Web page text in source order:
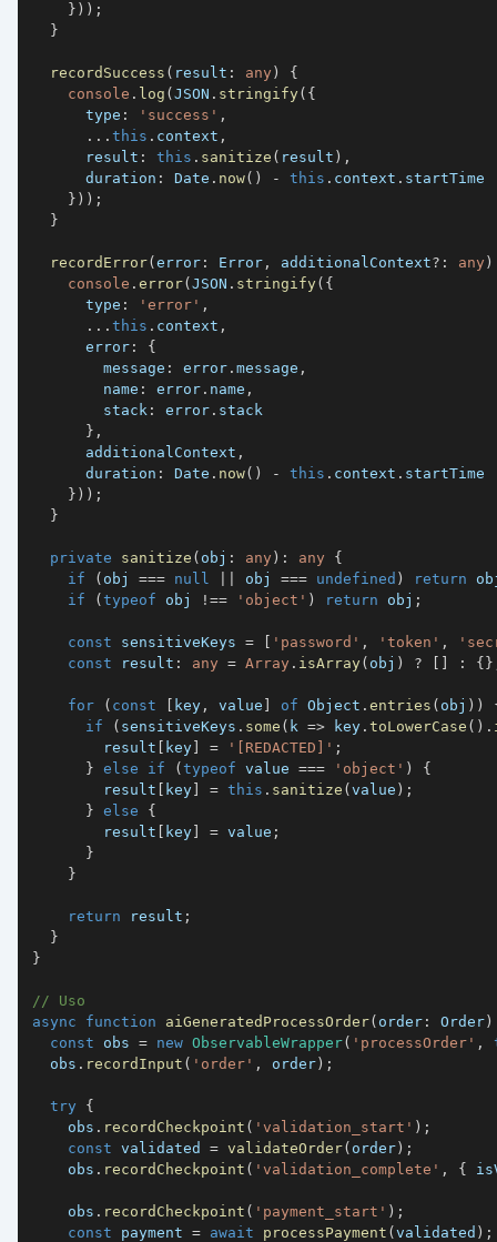
} ) ) ;
}
recordSuccess ( result : any )
{
console . log (JSON . stringify( {
      type
: 'success' ,
... this . context ,
      result
: this . sanitize ( result ) ,
      duration
: Date . now( ) - this . context .
} ) ) ;
}
recordError(error : Error , additionalContext? : any )
console . error(JSON . stringify( {
      type
: 'error' ,
... this . context ,
      error
:
{
        message
: error . message ,
        name
: error . name ,
        stack
: error .
} ,
      additionalContext
,
      duration
: Date . now( ) - this . context .
} ) ) ;
}
private sanitize ( obj : any ) : any
{
if
( obj === null obj === undefined ) return
if
(typeof obj !== 'object' ) return obj ;
const sensitiveKeys = [ 'password' , 'token' ,
const result : any = Array . isArray( obj ) ? [ ] : {}
for ( const [ key , value ] of Object . entries ( obj ) )
if
( sensitiveKeys . some ( k => key . toLowerCase ( ) .
        result
[ key] = '[REDACTED]' ;
} else if (typeof value === 'object' )
{
        result
[ key] = this . sanitize (value ) ;
} else
{
        result
[ key] = value ;
}
}
return result ;
}
}
// Uso
async
function aiGeneratedProcessOrder( order : Order)
const obs = new ObservableWrapper( 'processOrder' ,
  obs
. recordInput ( 'order' , order) ;
try
{
    obs
. recordCheckpoint ( 'validation_start' ) ;
const validated = validateOrder( order) ;
    obs
. recordCheckpoint ( 'validation_complete' , {
    obs
. recordCheckpoint ( 'payment_start' ) ;
const payment = await processPayment (validated ) ;